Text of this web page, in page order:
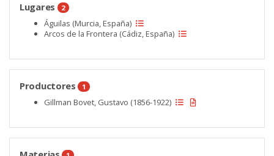
Lugares 2
Águilas (Murcia, España)
Arcos de la Frontera (Cádiz, España)
Productores 1
Gillman Bovet, Gustavo (1856-1922)